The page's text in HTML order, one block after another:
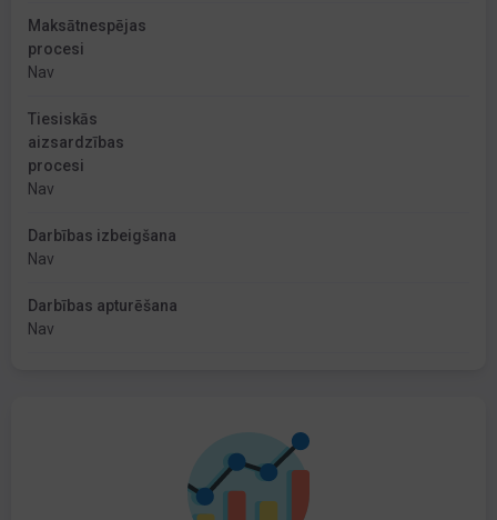
Maksātnespējas
procesi
Nav
Tiesiskās
aizsardzības
procesi
Nav
Darbības izbeigšana
Nav
Darbības apturēšana
Nav